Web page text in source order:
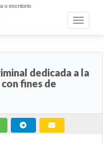
o escritorio
Toggle
dedicada a la
fines de